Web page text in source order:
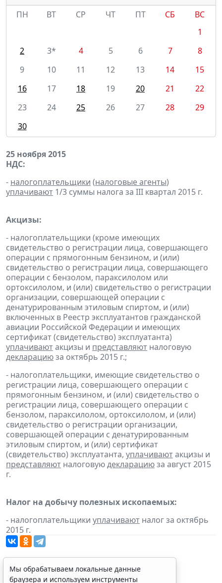
ПН
ВТ СР ЧТ ПТ СБ
ВС
1
2
3* 4 5 6 7
8
9
10 11 12 13 14
15
16
17 18 19 20 21
22
23
24 25 26 27 28
29
30
25 ноября 2015
НДС:
- налогоплательщики (налоговые агенты)
уплачивают 1/3 суммы налога за III квартал 2015 г.
Акцизы:
- налогоплательщики (кроме имеющих
свидетельство о регистрации лица, совершающего
операции с прямогонным бензином, и (или)
свидетельство о регистрации лица, совершающего
операции с бензолом, параксилолом или
ортоксилолом, и (или) свидетельство о регистрации
организации, совершающей операции с
денатурированным этиловым спиртом, и (или)
включенных в Реестр эксплуатантов гражданской
авиации Российской Федерации и имеющих
сертификат (свидетельство) эксплуатанта)
уплачиваютакцизы и представляют налоговую
декларациюза октябрь 2015 г.;
- налогоплательщики, имеющие свидетельство о
регистрации лица, совершающего операции с
прямогонным бензином, и (или) свидетельство о
регистрации лица, совершающего операции с
бензолом, параксилолом, ортоксилолом, и (или)
свидетельство о регистрации организации,
совершающей операции с денатурированным
этиловым спиртом, и (или) сертификат
(свидетельство) эксплуатанта, уплачиваютакцизы и
представляют налоговуюдекларациюза август 2015
г.
Налог на добычу полезных ископаемых:
- налогоплательщики уплачивают налог за октябрь
2015 г.
Мы обрабатываем локальные данные
браузера и используем инструменты